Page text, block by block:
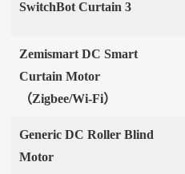
SwitchBot Curtain 3
Zemismart DC Smart
Curtain Motor
（Zigbee/Wi-Fi）
Generic DC Roller Blind
Motor